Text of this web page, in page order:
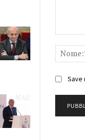
Save